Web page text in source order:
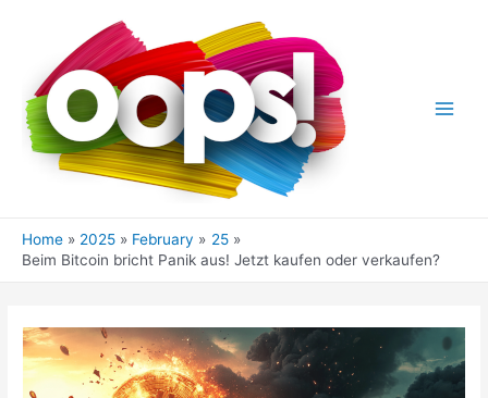
Home 2025 February
25
Beim Bitcoin bricht Panik aus! Jetzt kaufen oder verkaufen?